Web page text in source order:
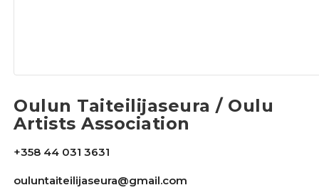
Oulun Taiteilijaseura / Oulu
Artists Association
+358 44 031 3631
ouluntaiteilijaseura@gmail.com